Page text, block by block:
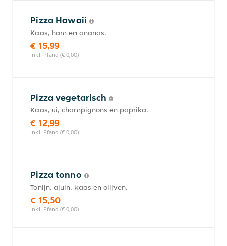
Pizza Hawaii
Kaas, ham en ananas.
€ 15,99
inkl. Pfand (€ 0,00)
Pizza vegetarisch
Kaas, ui, champignons en paprika.
€ 12,99
inkl. Pfand (€ 0,00)
Pizza tonno
Tonijn, ajuin, kaas en olijven.
€ 15,50
inkl. Pfand (€ 0,00)